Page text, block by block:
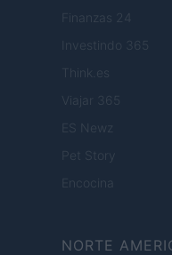
Finanzas 24
Investindo 365
Think.es
Viajar 365
ES Newz
Pet Story
Encocina
NORTE